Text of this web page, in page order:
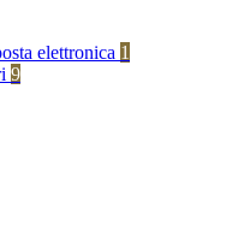
elettronica 1
9